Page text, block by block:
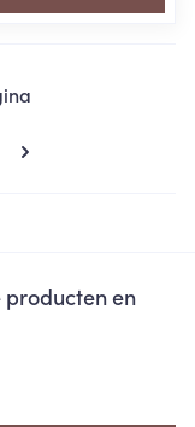
pagina
producten en